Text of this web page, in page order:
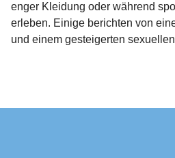
enger Kleidung oder während
erleben. Einige berichten von
und einem gesteigerten